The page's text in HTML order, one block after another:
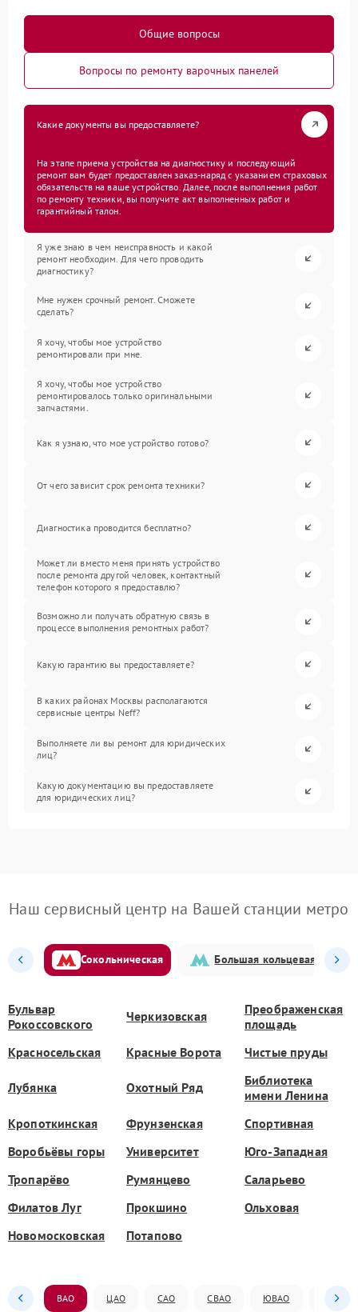
Общие вопросы
Вопросы по ремонту варочных панелей
Какие документы вы предоставляете?
На этапе приема устройства на диагностику и последующий
ремонт вам будет предоставлен заказ-наряд с указанием страховых
обязательств на ваше устройство. Далее, после выполнения работ
по ремонту техники, вы получите акт выполненных работ и
гарантийный талон.
Я уже знаю в чем неисправность и какой
ремонт необходим. Для чего проводить
диагностику?
Мне нужен срочный ремонт. Сможете
сделать?
Я хочу, чтобы мое устройство
ремонтировали при мне.
Я хочу, чтобы мое устройство
ремонтировалось только оригинальными
запчастями.
Как я узнаю, что мое устройство готово?
От чего зависит срок ремонта техники?
Диагностика проводится бесплатно?
Может ли вместо меня принять устройство
после ремонта другой человек, контактный
телефон которого я предоставлю?
Возможно ли получать обратную связь в
процессе выполнения ремонтных работ?
Какую гарантию вы предоставляете?
В каких районах Москвы располагаются
сервисные центры Neff?
Выполняете ли вы ремонт для юридических
лиц?
Какую документацию вы предоставляете
для юридических лиц?
Наш сервисный центр на Вашей станции метро
Сокольническая Большая кольцевая
Бульвар
Рокоссовского
Черкизовская
Преображенская
площадь
Красносельская
Красные Ворота Чистые пруды
Лубянка Охотный Ряд
Библиотека
имени Ленина
Кропоткинская
Фрунзенская
Спортивная
Воробьёвы горы
Университет
Юго-Западная
Тропарёво
Румянцево
Саларьево
Филатов Луг
Прокшино
Ольховая
Новомосковская
Потапово
ВАО ЦАО САО СВАО ЮВАО ЮАО